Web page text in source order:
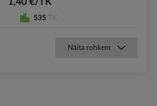
535 TK
Näita rohkem